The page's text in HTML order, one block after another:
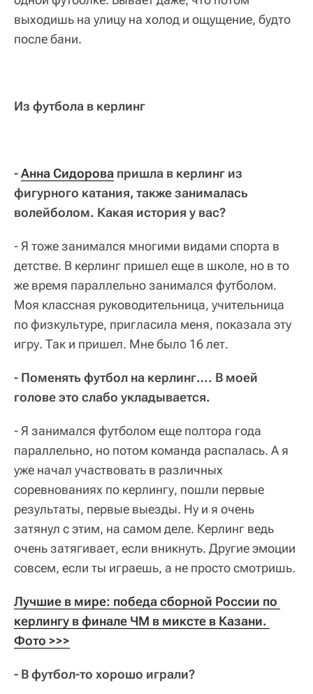
выходишь на улицу на холод и ощущение, будто
после бани.
Из футбола в керлинг
-Анна Сидорова пришла в керлинг из
фигурного катания, также занималась
волейболом. Какая история у вас?
- Я тоже занимался многими видами спорта в
детстве. В керлинг пришел еще в школе, но в то
же время параллельно занимался футболом.
Моя классная руководительница, учительница
по физкультуре, пригласила меня, показала эту
игру. Так и пришел. Мне было 16 лет.
- Поменять футбол на керлинг…. В моей
голове это слабо укладывается.
- Я занимался футболом еще полтора года
параллельно, но потом команда распалась. А я
уже начал участвовать в различных
соревнованиях по керлингу, пошли первые
результаты, первые выезды. Ну и я очень
затянул с этим, на самом деле. Керлинг ведь
очень затягивает, если вникнуть. Другие эмоции
совсем, если ты играешь, а не просто смотришь.
Лучшие в мире: победа сборной России по
керлингу в финале ЧМ в миксте в Казани.
Фото >>>
- В футбол-то хорошо играли?